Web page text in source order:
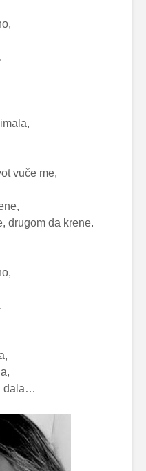
vuče me,
drugom da krene.
dala…